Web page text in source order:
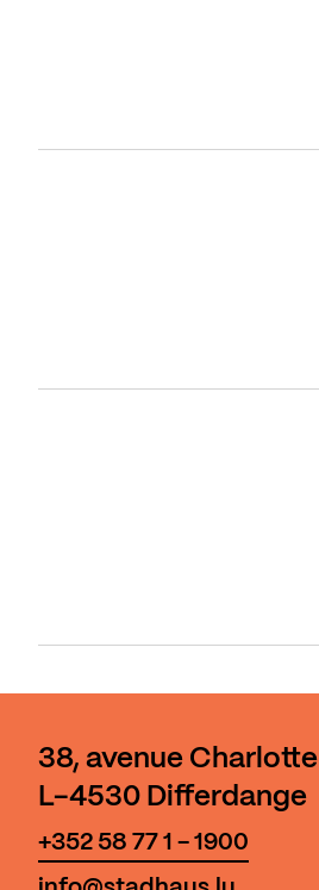
38, avenue Charlotte
L-4530 Differdange
+352 58 77 1 - 1900